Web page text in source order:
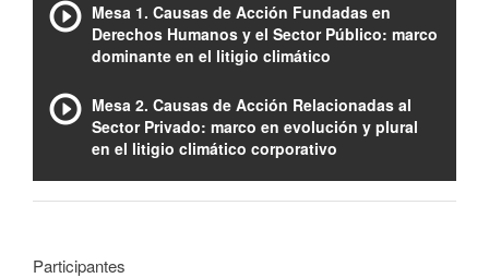
Mesa 1. Causas de Acción Fundadas en
Derechos Humanos y el Sector Público: marco
dominante en el litigio climático
Mesa 2. Causas de Acción Relacionadas al
Sector Privado: marco en evolución y plural
en el litigio climático corporativo
Participantes